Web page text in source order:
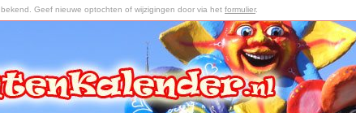
bekend. Geef nieuwe optochten of wijzigingen door via het formulier.